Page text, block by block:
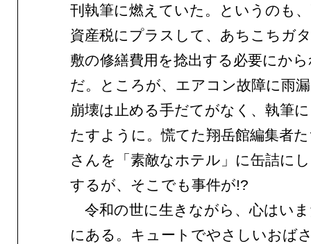
刊執筆に燃えていた。というのも
資産税にプラスして、あちこちガ
敷の修繕費用を捻出する必要にか
だ。ところが、エアコン故障に雨
崩壊は止める手だてがなく、執筆
たすように。慌てた翔岳館編集者
さんを「素敵なホテル」に缶詰に
するが、そこでも事件が!?
令和の世に生きながら、心はい
にある。キュートでやさしいおば